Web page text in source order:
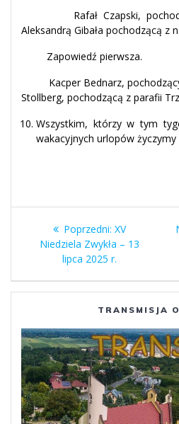
Rafał Czapski,
Aleksandrą Gibała pochodzącą z
Zapowiedź pierwsza.
Kacper Bednarz, pochodzący
Stollberg, pochodzącą z parafii
Wszystkim, którzy w tym
wakacyjnych urlopów
Nawigacja
wpisu
Poprzedni: Poprzedni
wpis:
XV
Niedziela Zwykła – 13
lipca 2025 r.
TRANSMISJA